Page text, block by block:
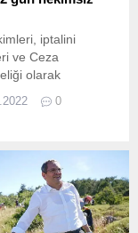
iptalini
ve Ceza
olarak
Sözleşme
karşı
iş bırakma eylemi
0